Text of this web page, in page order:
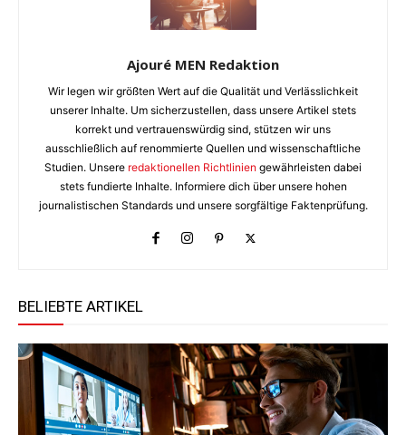
Ajouré MEN Redaktion
Wir legen wir größten Wert auf die Qualität und Verlässlichkeit
unserer Inhalte. Um sicherzustellen, dass unsere Artikel stets
korrekt und vertrauenswürdig sind, stützen wir uns
ausschließlich auf renommierte Quellen und wissenschaftliche
Studien. Unsere redaktionellen Richtlinien gewährleisten dabei
stets fundierte Inhalte. Informiere dich über unsere hohen
journalistischen Standards und unsere sorgfältige Faktenprüfung.
BELIEBTE ARTIKEL